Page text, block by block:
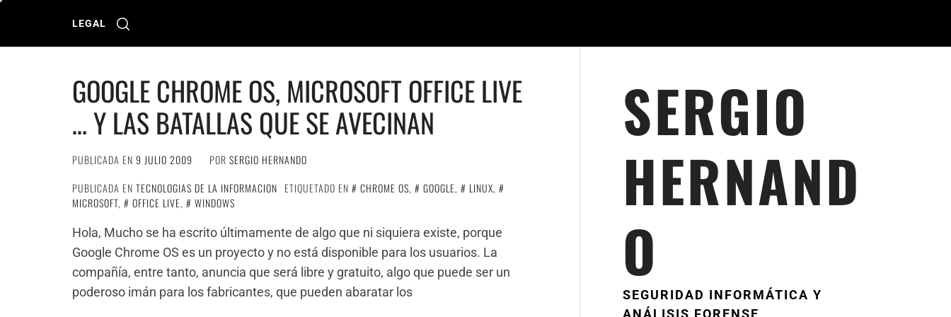
LEGAL
GOOGLE CHROME OS, MICROSOFT OFFICE LIVE
… Y LAS BATALLAS QUE SE AVECINAN
PUBLICADA EN 9 JULIO 2009 POR SERGIO HERNANDO
PUBLICADA EN TECNOLOGIAS DE LA INFORMACION ETIQUETADO EN CHROME OS, GOOGLE, LINUX,
MICROSOFT, OFFICE LIVE,
WINDOWS
Hola, Mucho se ha escrito últimamente de algo que ni siquiera existe, porque
Google Chrome OS es un proyecto y no está disponible para los usuarios. La
compañía, entre tanto, anuncia que será libre y gratuito, algo que puede ser un
poderoso imán para los fabricantes, que pueden abaratar los
SERGIO
HERNAND
O
SEGURIDAD INFORMÁTICA Y
ANÁLISIS FORENSE